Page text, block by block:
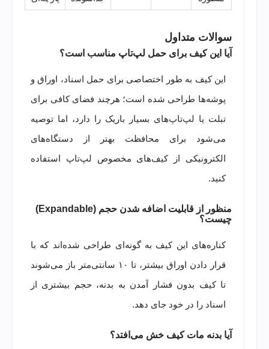
سوالات متداول
آیا این کیف برای حمل لپ‌تاپ مناسب است؟
این کیف به طور اختصاصی برای حمل اسناد، اوراق و
پوشه‌ها طراحی شده است؛ هرچند فضای کافی برای
تبلت یا لپ‌تاپ‌های بسیار باریک را دارد، اما توصیه
می‌شود برای محافظت بهتر از دستگاه‌های
الکترونیکی از کیف‌های مخصوص لپ‌تاپ استفاده
کنید.
منظور از قابلیت اضافه شدن حجم (Expandable)
چیست؟
کناره‌های این کیف به گونه‌ای طراحی شده‌اند که با
قرار دادن اوراق بیشتر، تا ۱۰ سانتی‌متر باز می‌شوند
تا کیف بدون فشار آمدن به بدنه، حجم بیشتری از
اسناد را در خود جای دهد.
آیا بدنه مات کیف خش می‌افتد؟